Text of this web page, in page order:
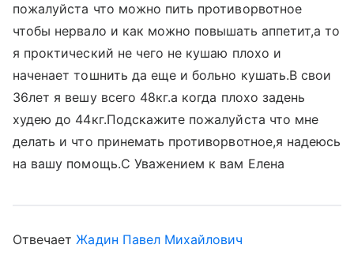
пожалуйста что можно пить противорвотное
чтобы нервало и как можно повышать аппетит,а то
я проктический не чего не кушаю плохо и
наченает тошнить да еще и больно кушать.В свои
36лет я вешу всего 48кг.а когда плохо задень
худею до 44кг.Подскажите пожалуйста что мне
делать и что принемать противорвотное,я надеюсь
на вашу помощь.С Уважением к вам Елена
ОтвечаетЖадин Павел Михайлович